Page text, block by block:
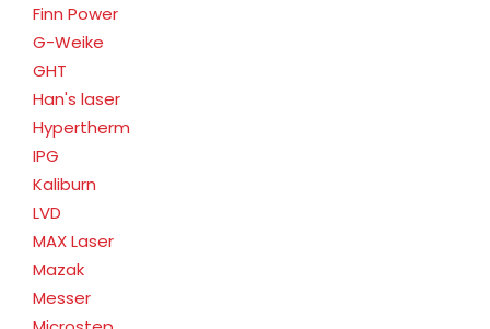
Finn Power
G-Weike
GHT
Han's laser
Hypertherm
IPG
Kaliburn
LVD
MAX Laser
Mazak
Messer